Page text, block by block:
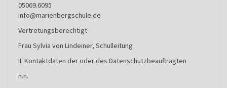
05069.6095
info@marienbergschule.de
Vertretungsberechtigt
Frau Sylvia von Lindeiner, Schulleitung
II. Kontaktdaten der oder des Datenschutzbeauftragten
n.n.